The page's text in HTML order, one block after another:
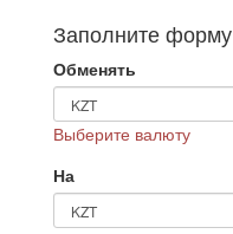
Заполните форму
Обменять
Выберите валюту
На